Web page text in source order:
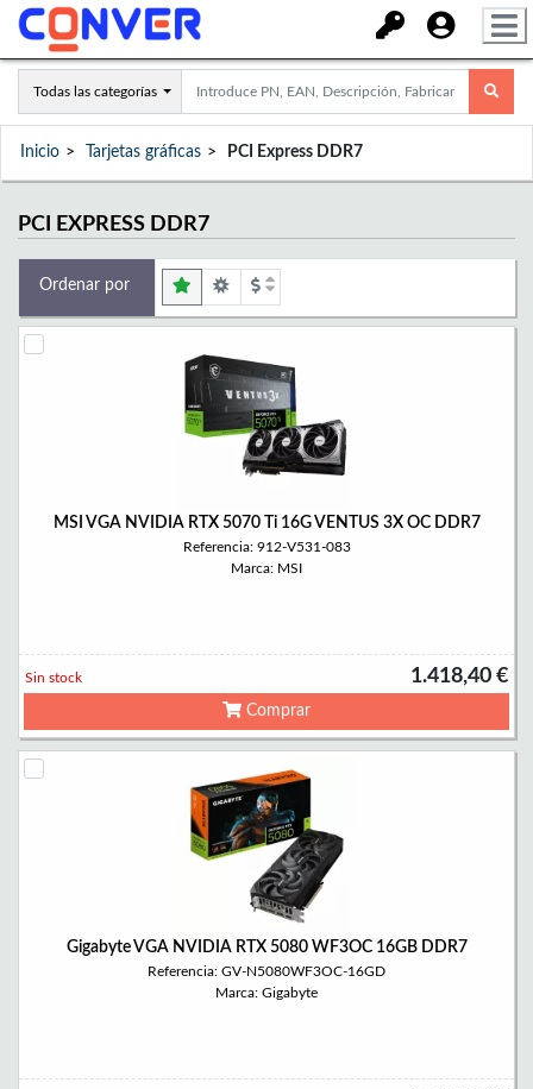
Todas las categorías
Inicio Tarjetas gráficas PCI Express DDR7
PCI EXPRESS DDR7
Ordenar por
MSI VGA NVIDIA RTX 5070 Ti 16G VENTUS 3X OC DDR7
Referencia: 912-V531-083
Marca: MSI
1.418,40 €
Sin stock
Comprar
Gigabyte VGA NVIDIA RTX 5080 WF3OC 16GB DDR7
Referencia: GV-N5080WF3OC-16GD
Marca: Gigabyte